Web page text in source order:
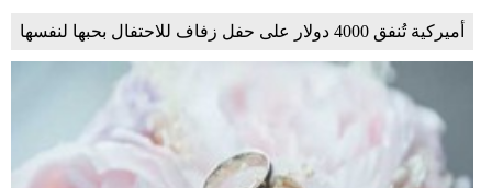
أميركية تُنفق 4000 دولار على حفل زفاف للاحتفال بحبها لنفسها